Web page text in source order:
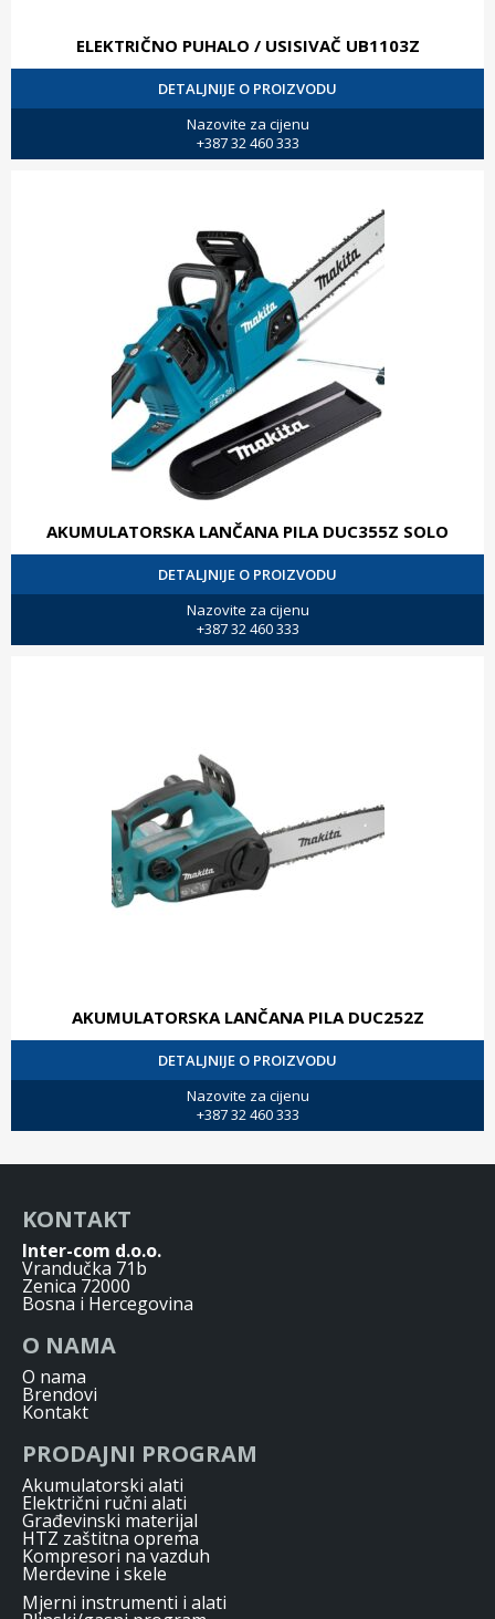
ELEKTRIČNO PUHALO / USISIVAČ UB1103Z
DETALJNIJE O PROIZVODU
Nazovite za cijenu
+387 32 460 333
AKUMULATORSKA LANČANA PILA DUC355Z SOLO
DETALJNIJE O PROIZVODU
Nazovite za cijenu
+387 32 460 333
AKUMULATORSKA LANČANA PILA DUC252Z
DETALJNIJE O PROIZVODU
Nazovite za cijenu
+387 32 460 333
KONTAKT
Inter-com d.o.o.
Vrandučka 71b
Zenica 72000
Bosna i Hercegovina
O NAMA
O nama
Brendovi
Kontakt
PRODAJNI PROGRAM
Akumulatorski alati
Električni ručni alati
Građevinski materijal
HTZ zaštitna oprema
Kompresori na vazduh
Merdevine i skele
Mjerni instrumenti i alati